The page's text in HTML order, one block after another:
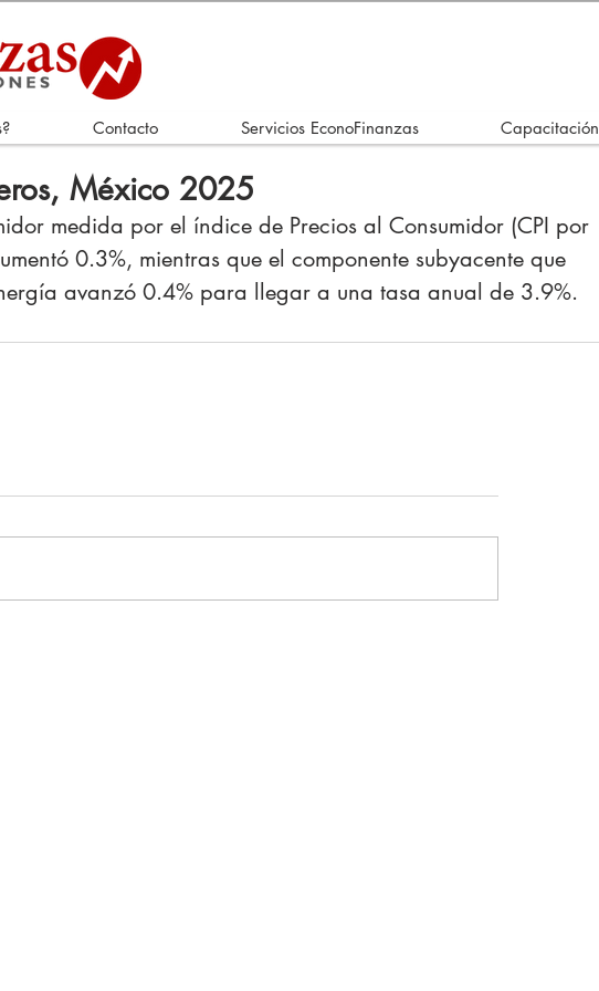
Contacto Servicios EconoFinanzas Capacitación
México 2025
medida por el índice de Precios al Consumidor (CPI por
0.3%, mientras que el componente subyacente que
avanzó 0.4% para llegar a una tasa anual de 3.9%.